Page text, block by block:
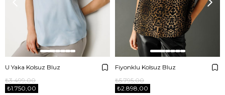
U Yaka Kolsuz Bluz
₺1.750,00
₺3.499,00
Fiyonklu Kolsuz Bluz
₺2.898,00
₺5.795,00